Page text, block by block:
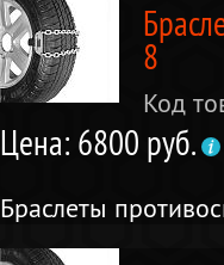
8
Код
Цена: 6800 руб.
Браслеты